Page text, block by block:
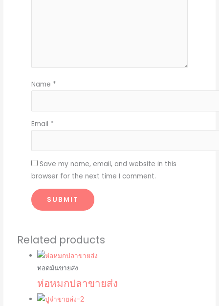
Name *
Email *
Save my name, email, and website in this
browser for the next time I comment.
Related products
ทอดมันขายส่ง
ห่อหมกปลาขายส่ง